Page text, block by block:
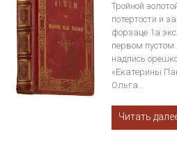
Тройной
потертости и
форзаце 1а
первом пустом
надпись
«Екатерины
Ольга…
Читать